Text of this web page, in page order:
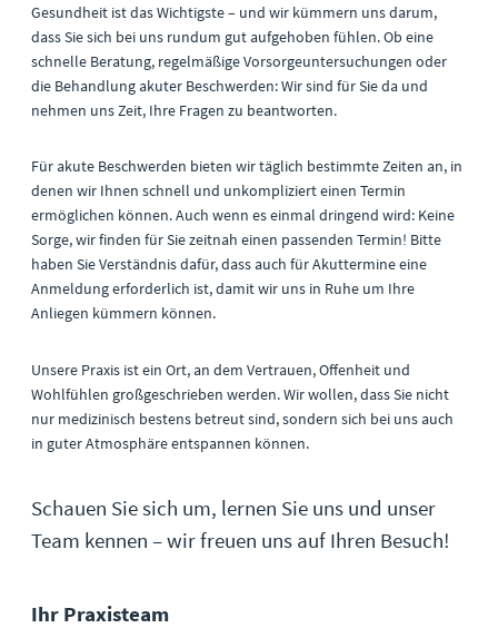
Gesundheit ist das Wichtigste – und wir kümmern uns darum,
dass Sie sich bei uns rundum gut aufgehoben fühlen. Ob eine
schnelle Beratung, regelmäßige Vorsorgeuntersuchungen oder
die Behandlung akuter Beschwerden: Wir sind für Sie da und
nehmen uns Zeit, Ihre Fragen zu beantworten.
Für akute Beschwerden bieten wir täglich bestimmte Zeiten an, in
denen wir Ihnen schnell und unkompliziert einen Termin
ermöglichen können. Auch wenn es einmal dringend wird: Keine
Sorge, wir finden für Sie zeitnah einen passenden Termin! Bitte
haben Sie Verständnis dafür, dass auch für Akuttermine eine
Anmeldung erforderlich ist, damit wir uns in Ruhe um Ihre
Anliegen kümmern können.
Unsere Praxis ist ein Ort, an dem Vertrauen, Offenheit und
Wohlfühlen großgeschrieben werden. Wir wollen, dass Sie nicht
nur medizinisch bestens betreut sind, sondern sich bei uns auch
in guter Atmosphäre entspannen können.
Schauen Sie sich um, lernen Sie uns und unser
Team kennen – wir freuen uns auf Ihren Besuch!
Ihr Praxisteam